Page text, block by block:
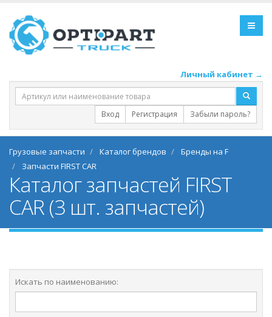
Личный кабинет →
Вход Регистрация Забыли пароль?
Грузовые запчасти Каталог брендов
Бренды на F
Запчасти FIRST CAR
Каталог запчастей FIRST
CAR (3 шт. запчастей)
Искать по наименованию: